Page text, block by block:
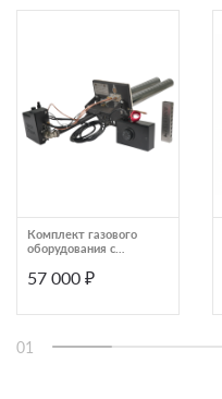
Комплект газового
оборудования с
ГГУ-40
57 000 ₽
01